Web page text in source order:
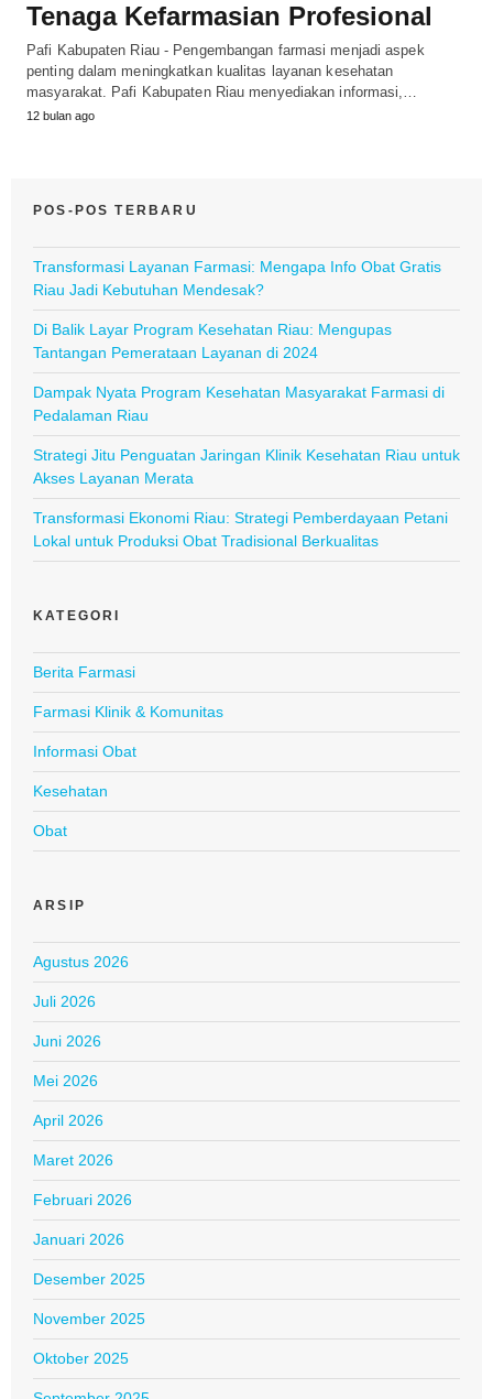
Tenaga Kefarmasian Profesional
Pafi Kabupaten Riau - Pengembangan farmasi menjadi aspek
penting dalam meningkatkan kualitas layanan kesehatan
masyarakat. Pafi Kabupaten Riau menyediakan informasi,…
12 bulan ago
POS-POS TERBARU
Transformasi Layanan Farmasi: Mengapa Info Obat Gratis
Riau Jadi Kebutuhan Mendesak?
Di Balik Layar Program Kesehatan Riau: Mengupas
Tantangan Pemerataan Layanan di 2024
Dampak Nyata Program Kesehatan Masyarakat Farmasi di
Pedalaman Riau
Strategi Jitu Penguatan Jaringan Klinik Kesehatan Riau untuk
Akses Layanan Merata
Transformasi Ekonomi Riau: Strategi Pemberdayaan Petani
Lokal untuk Produksi Obat Tradisional Berkualitas
KATEGORI
Berita Farmasi
Farmasi Klinik & Komunitas
Informasi Obat
Kesehatan
Obat
ARSIP
Agustus 2026
Juli 2026
Juni 2026
Mei 2026
April 2026
Maret 2026
Februari 2026
Januari 2026
Desember 2025
November 2025
Oktober 2025